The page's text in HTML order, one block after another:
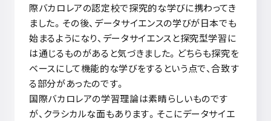
際バカロレアの認定校で探究的な学びに携わってき
ました。その後、データサイエンスの学びが日本でも
始まるようになり、データサイエンスと探究型学習に
は通じるものがあると気づきました。どちらも探究を
ベースにして機能的な学びをするという点で、合致す
る部分があったのです。
国際バカロレアの学習理論は素晴らしいものです
が、クラシカルな面もあります。そこにデータサイエ